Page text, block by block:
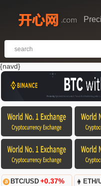
{navd}
BTC/USD +0.37% ETH/